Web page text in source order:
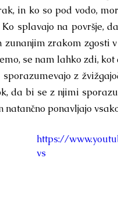
in ko so pod vodo,
splavajo na površje,
zunanjim zrakom zgosti
se nam lahko zdi,
z
da bi se z njimi
natančno ponavljajo
https://
vs